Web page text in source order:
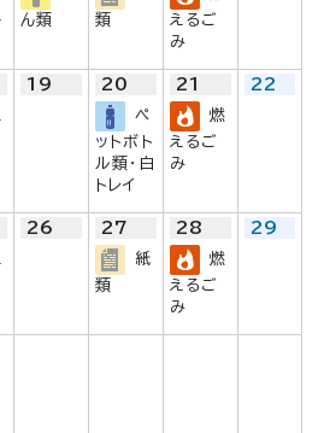
ん類
類
えるご
み
19 20
ペ
ットボト
ル類・白
トレイ
21
燃
えるご
み
22
26 27
紙
類
28
燃
えるご
み
29